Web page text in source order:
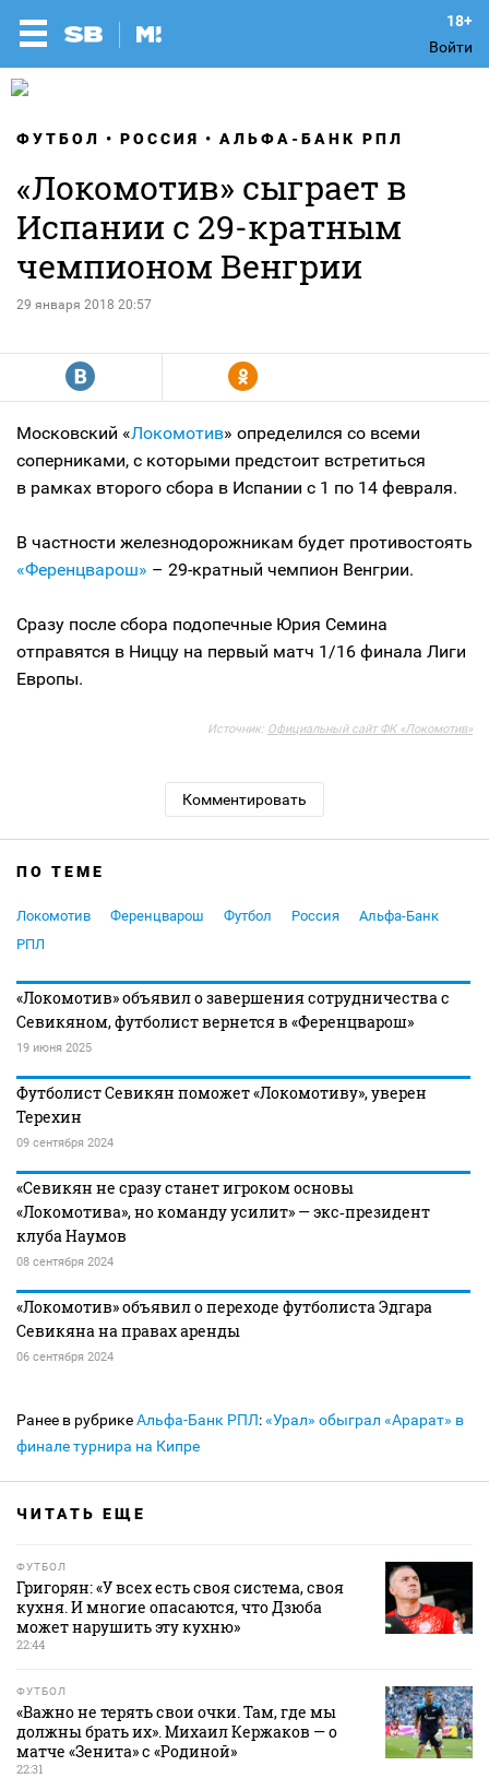
Войти
ФУТБОЛ РОССИЯ АЛЬФА-БАНК РПЛ
«Локомотив» сыграет в
Испании с 29-кратным
чемпионом Венгрии
29 января 2018 20:57
R Y
Московский «Локомотив» определился со всеми
соперниками, с которыми предстоит встретиться
в рамках второго сбора в Испании с 1 по 14 февраля.
В частности железнодорожникам будет противостоять
«Ференцварош» – 29-кратный чемпион Венгрии.
Сразу после сбора подопечные Юрия Семина
отправятся в Ниццу на первый матч 1/16 финала Лиги
Европы.
Источник: Официальный сайт ФК «Локомотив»
Комментировать
ПО ТЕМЕ
Локомотив Ференцварош Футбол Россия
Альфа-Банк
РПЛ
«Локомотив» объявил о завершения сотрудничества с
Севикяном, футболист вернется в «Ференцварош»
19 июня 2025
Футболист Севикян поможет «Локомотиву», уверен
Терехин
09 сентября 2024
«Севикян не сразу станет игроком основы
«Локомотива», но команду усилит» — экс‑президент
клуба Наумов
08 сентября 2024
«Локомотив» объявил о переходе футболиста Эдгара
Севикяна на правах аренды
06 сентября 2024
Ранее в рубрикеАльфа-Банк РПЛ:«Урал» обыграл «Арарат» в
финале турнира на Кипре
ЧИТАТЬ ЕЩЕ
ФУТБОЛ
Григорян: «У всех есть своя система, своя
кухня. И многие опасаются, что Дзюба
может нарушить эту кухню»
22:44
ФУТБОЛ
«Важно не терять свои очки. Там, где мы
должны брать их». Михаил Кержаков — о
матче «Зенита» с «Родиной»
22:31